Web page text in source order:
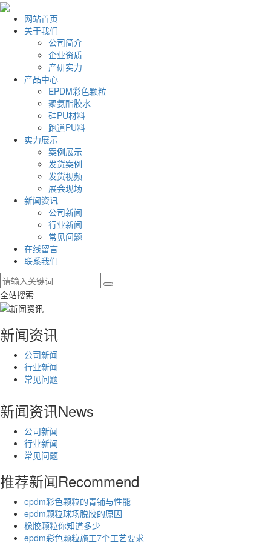
网站首页
关于我们
公司简介
企业资质
产研实力
产品中心
EPDM彩色颗粒
聚氨酯胶水
硅PU材料
跑道PU料
实力展示
案例展示
发货案例
发货视频
展会现场
新闻资讯
公司新闻
行业新闻
常见问题
在线留言
联系我们
全站搜索
新闻资讯
公司新闻
行业新闻
常见问题
新闻资讯News
公司新闻
行业新闻
常见问题
推荐新闻Recommend
epdm彩色颗粒的青铺与性能
epdm颗粒球场脱胶的原因
橡胶颗粒你知道多少
epdm彩色颗粒施工7个工艺要求